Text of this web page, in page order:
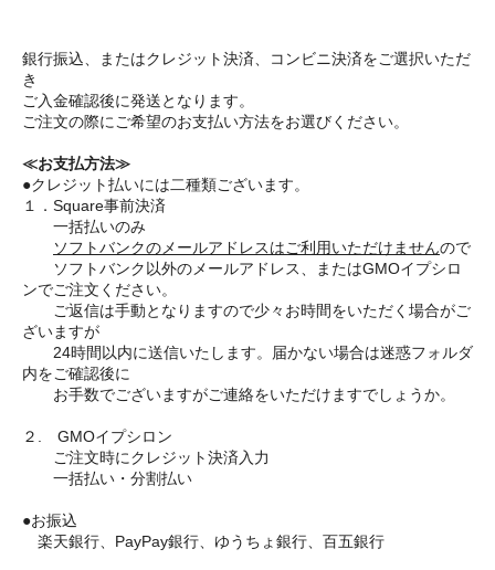
銀行振込、またはクレジット決済、コンビニ決済をご選択いただ
き
ご入金確認後に発送となります。
ご注文の際にご希望のお支払い方法をお選びください。
≪お支払方法≫
●クレジット払いには二種類ございます。
１．Square事前決済
一括払いのみ
ソフトバンクのメールアドレスはご利用いただけませんので
ソフトバンク以外のメールアドレス、またはGMOイプシロ
ンでご注文ください。
ご返信は手動となりますので少々お時間をいただく場合がご
ざいますが
24時間以内に送信いたします。届かない場合は迷惑フォルダ
内をご確認後に
お手数でございますがご連絡をいただけますでしょうか。
２. GMOイプシロン
ご注文時にクレジット決済入力
一括払い・分割払い
●お振込
楽天銀行、PayPay銀行、ゆうちょ銀行、百五銀行